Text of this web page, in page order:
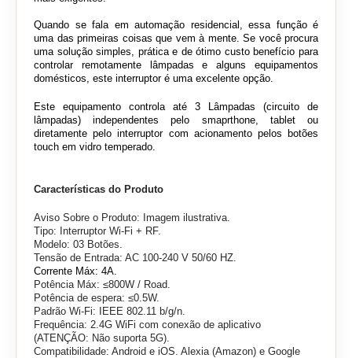
Quando se fala em automação residencial, essa função é
uma das primeiras coisas que vem à mente. Se você procura
uma solução simples, prática e de ótimo custo benefício para
controlar remotamente lâmpadas e alguns equipamentos
domésticos, este interruptor é uma excelente opção.
Este equipamento controla até 3 Lâmpadas (circuito de
lâmpadas) independentes pelo smaprthone, tablet ou
diretamente pelo interruptor com acionamento pelos botões
touch em vidro temperado.
Características do Produto
Aviso Sobre o Produto: Imagem ilustrativa.
Tipo: Interruptor Wi-Fi + RF.
Modelo: 03 Botões.
Tensão de Entrada: AC 100-240 V 50/60 HZ.
Corrente Máx: 4A.
Potência Máx: ≤800W / Road.
Potência de espera: ≤0.5W.
Padrão Wi-Fi: IEEE 802.11 b/g/n.
Frequência: 2.4G WiFi com conexão de aplicativo
(ATENÇÃO: Não suporta 5G).
Compatibilidade: Android e iOS. Alexia (Amazon) e Google